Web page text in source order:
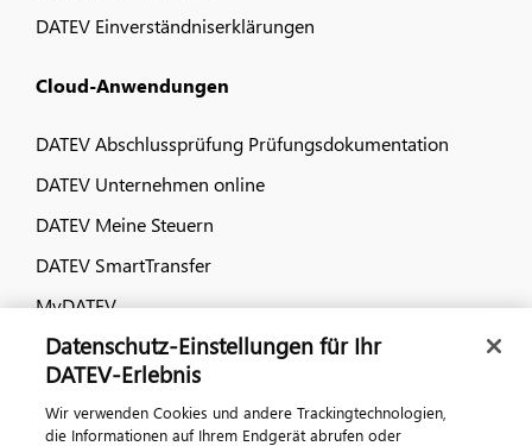
DATEV Einverständniserklärungen
Cloud-Anwendungen
DATEV Abschlussprüfung Prüfungsdokumentation
DATEV Unternehmen online
DATEV Meine Steuern
DATEV SmartTransfer
MyDATEV
Dialog & Medien
Veranstaltungen
Datenschutz-Einstellungen für Ihr
DATEV-Erlebnis
Wir verwenden Cookies und andere Trackingtechnologien,
die Informationen auf Ihrem Endgerät abrufen oder